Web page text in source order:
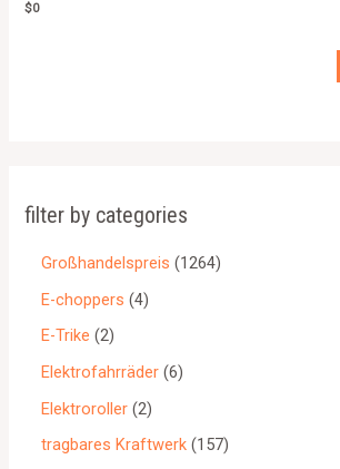
$0
filter by categories
Großhandelspreis
1264
E-choppers 4
E-Trike 2
Elektrofahrräder 6
Elektroroller 2
tragbares Kraftwerk 157